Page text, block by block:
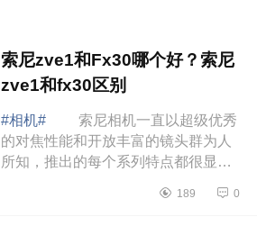
索尼zve1和Fx30哪个好？索尼
zve1和fx30区别
#相机#
索尼相机一直以超级优秀
的对焦性能和开放丰富的镜头群为人
所知，推出的每个系列特点都很显
和Fx30哪个好？索尼zve1和fx30区
189 0